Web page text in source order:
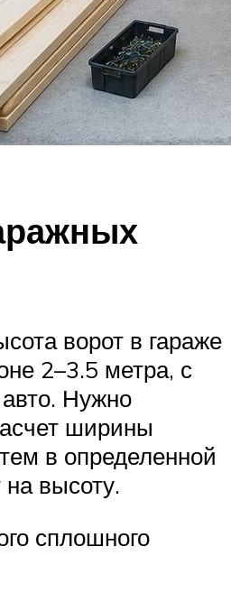
ворот в гараже
2–3.5 метра, с
Нужно
ширины
в определенной
на высоту.
сплошного